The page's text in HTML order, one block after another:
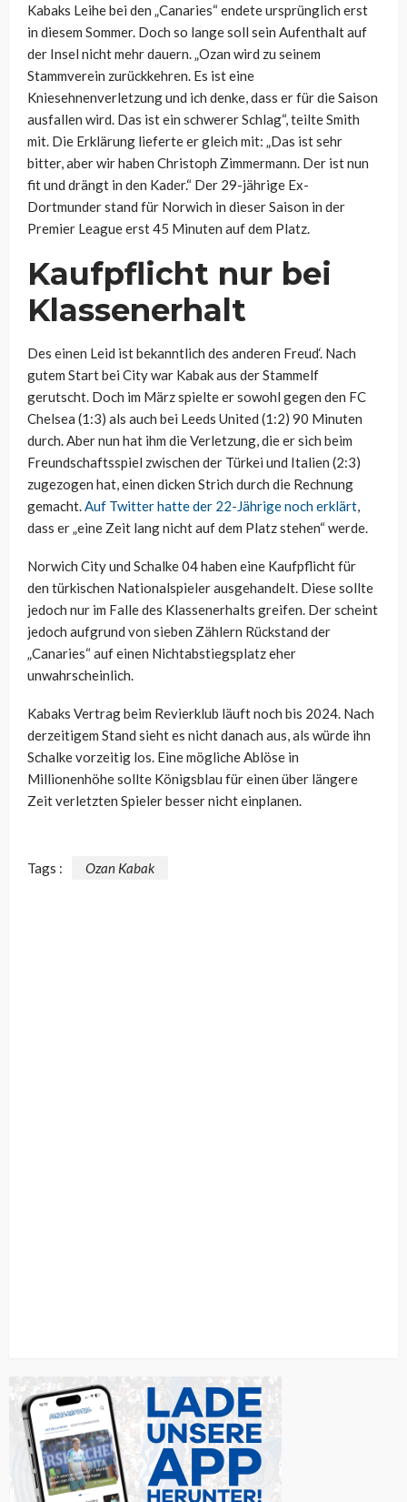
Kabaks Leihe bei den „Canaries“ endete ursprünglich erst
in diesem Sommer. Doch so lange soll sein Aufenthalt auf
der Insel nicht mehr dauern. „Ozan wird zu seinem
Stammverein zurückkehren. Es ist eine
Kniesehnenverletzung und ich denke, dass er für die Saison
ausfallen wird. Das ist ein schwerer Schlag“, teilte Smith
mit. Die Erklärung lieferte er gleich mit: „Das ist sehr
bitter, aber wir haben Christoph Zimmermann. Der ist nun
fit und drängt in den Kader.“ Der 29-jährige Ex-
Dortmunder stand für Norwich in dieser Saison in der
Premier League erst 45 Minuten auf dem Platz.
Kaufpflicht nur bei
Klassenerhalt
Des einen Leid ist bekanntlich des anderen Freud‘. Nach
gutem Start bei City war Kabak aus der Stammelf
gerutscht. Doch im März spielte er sowohl gegen den FC
Chelsea (1:3) als auch bei Leeds United (1:2) 90 Minuten
durch. Aber nun hat ihm die Verletzung, die er sich beim
Freundschaftsspiel zwischen der Türkei und Italien (2:3)
zugezogen hat, einen dicken Strich durch die Rechnung
gemacht. Auf Twitter hatte der 22-Jährige noch erklärt
dass er „eine Zeit lang nicht auf dem Platz stehen“ werde.
Norwich City und Schalke 04 haben eine Kaufpflicht für
den türkischen Nationalspieler ausgehandelt. Diese sollte
jedoch nur im Falle des Klassenerhalts greifen. Der scheint
jedoch aufgrund von sieben Zählern Rückstand der
„Canaries“ auf einen Nichtabstiegsplatz eher
unwahrscheinlich.
Kabaks Vertrag beim Revierklub läuft noch bis 2024. Nach
derzeitigem Stand sieht es nicht danach aus, als würde ihn
Schalke vorzeitig los. Eine mögliche Ablöse in
Millionenhöhe sollte Königsblau für einen über längere
Zeit verletzten Spieler besser nicht einplanen.
Tags : Ozan Kabak